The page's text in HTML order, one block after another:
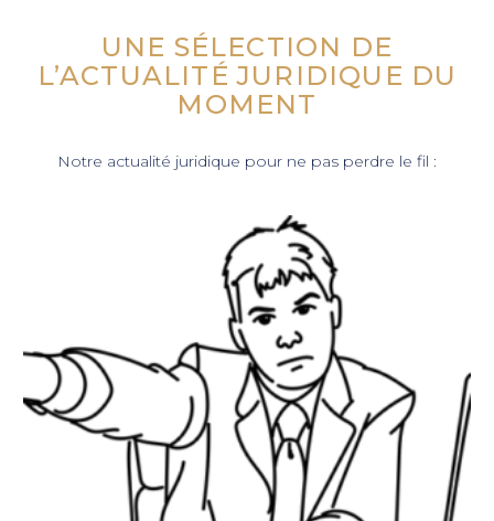
UNE SÉLECTION DE
L’ACTUALITÉJURIDIQUE DU
MOMENT
Notre actualité juridique pour ne pas perdre le fil :